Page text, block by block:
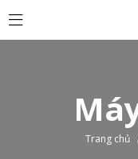
Trang chủ